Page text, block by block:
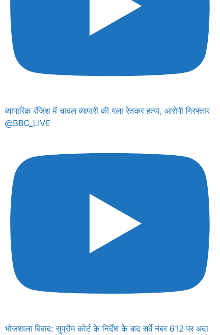
व्यापारिक रंजिश में चावल व्यापारी की गला रेतकर हत्या, आरोपी गिरफ्तार
@BBC_LIVE
भोजशाला विवाद: सुप्रीम कोर्ट के निर्देश के बाद सर्वे नंबर 612 पर अदा